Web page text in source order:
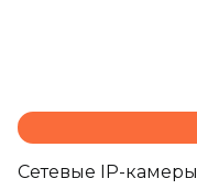
Сетевые IP-камеры